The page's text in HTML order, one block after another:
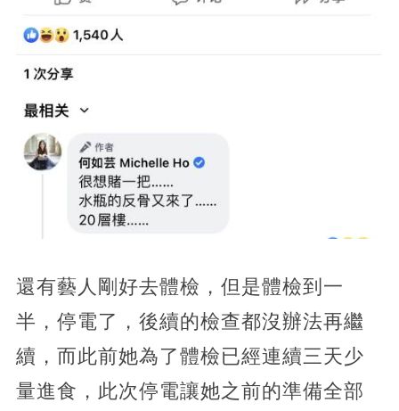
還有藝人剛好去體檢，但是體檢到一
半，停電了，後續的檢查都沒辦法再繼
續，而此前她為了體檢已經連續三天少
量進食，此次停電讓她之前的準備全部